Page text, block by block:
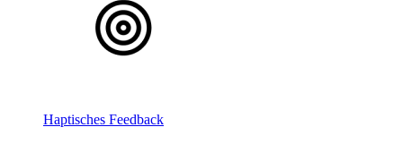
Haptisches Feedback